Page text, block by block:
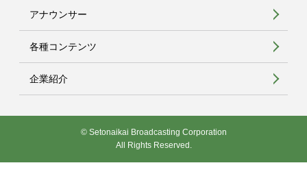
アナウンサー
各種コンテンツ
企業紹介
© Setonaikai Broadcasting Corporation
All Rights Reserved.